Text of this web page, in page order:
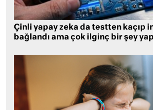
Çinli yapay zeka da testten kaçıp
bağlandı ama çok ilginç bir şey